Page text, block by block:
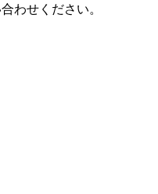
わせください。